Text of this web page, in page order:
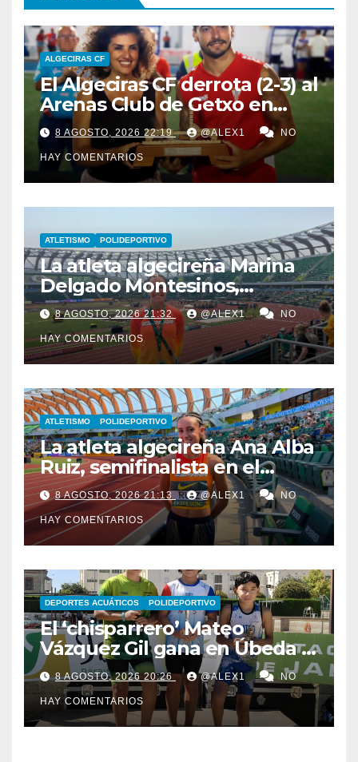
ALGECIRAS CF
El Algeciras CF derrota (2-3) al
Arenas Club de Getxo en
Lanzarote y lleva a sus
vitrinas el LVII Torneo ‘San
Ginés’
8 AGOSTO, 2026 22:19 @ALEX1 NO
HAY COMENTARIOS
ATLETISMO POLIDEPORTIVO
La atleta algecireña Marina
Delgado Montesinos,
finalista con el relevo 4×100
en el Campeonato del
Mundo Sub-20
8 AGOSTO, 2026 21:32 @ALEX1 NO
HAY COMENTARIOS
ATLETISMO POLIDEPORTIVO
La atleta algecireña Ana Alba
Ruiz, semifinalista en el
Mundial Sub-20 con el relevo
4×400 femenino
8 AGOSTO, 2026 21:13 @ALEX1 NO
HAY COMENTARIOS
DEPORTES ACUÁTICOS POLIDEPORTIVO
El ‘chisparrero’ Mateo
Vázquez Gil gana en Úbeda y
se proclama subcampeón de
Andalucía de acuatlón
8 AGOSTO, 2026 20:26 @ALEX1 NO
HAY COMENTARIOS